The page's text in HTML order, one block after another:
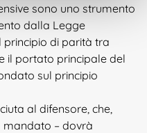
sono uno strumento
dalla Legge
principio di parità tra
il portato principale del
sul principio
al difensore, che,
mandato – dovrà